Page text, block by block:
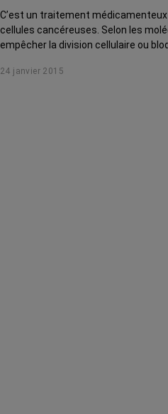
C’est un traitement
cellules cancéreuses. Selon les
empêcher la division cellulaire ou
24 janvier 2015